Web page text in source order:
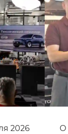
2026 О